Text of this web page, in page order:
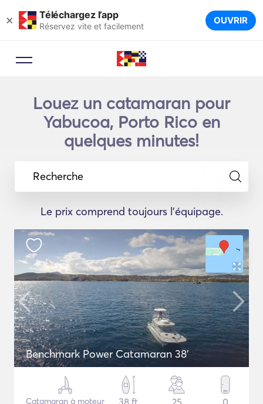
× Téléchargez l’app
Réservez vite et facilement OUVRIR
Louez un catamaran pour
Yabucoa, Porto Rico en
quelques minutes!
Recherche
Le prix comprend toujours l'équipage.
Benchmark Power Catamaran 38'
Catamaran à moteur
38 ft
25
0